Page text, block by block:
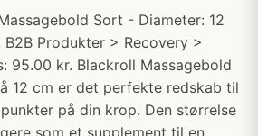
Sort - Diameter: 12
Produkter > Recovery >
95.00 kr. Blackroll Massagebold
12 cm er det perfekte redskab til
på din krop. Den størrelse
som et supplement til en